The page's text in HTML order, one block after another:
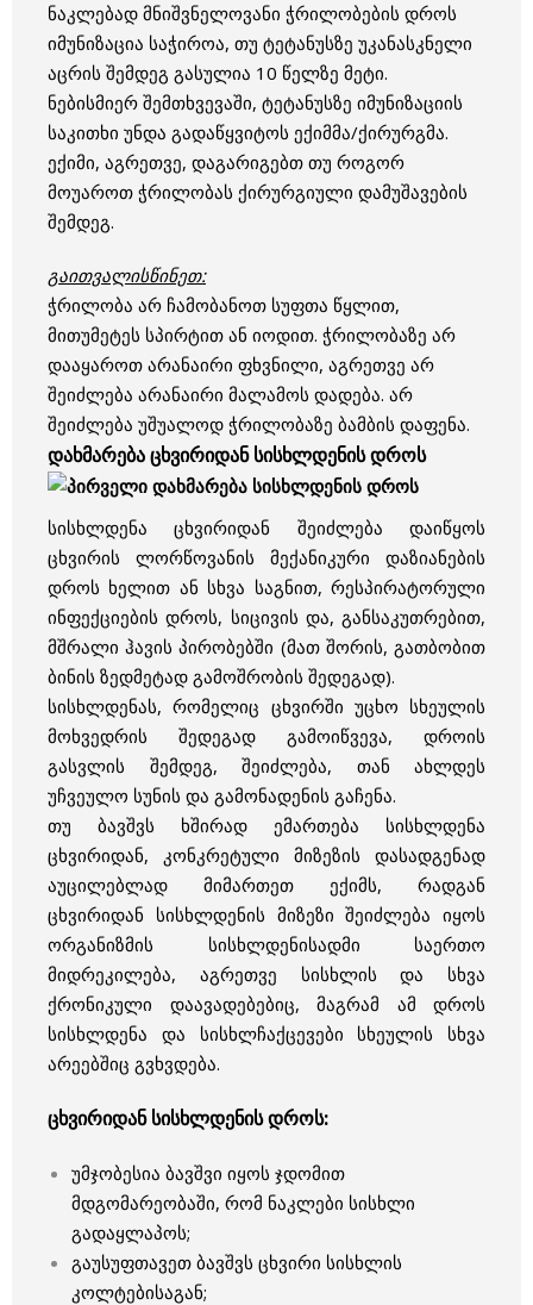
ნაკლებად მნიშვნელოვანი ჭრილობების დროს
იმუნიზაცია საჭიროა, თუ ტეტანუსზე უკანასკნელი
აცრის შემდეგ გასულია 10 წელზე მეტი.
ნებისმიერ შემთხვევაში, ტეტანუსზე იმუნიზაციის
საკითხი უნდა გადაწყვიტოს ექიმმა/ქირურგმა.
ექიმი, აგრეთვე, დაგარიგებთ თუ როგორ
მოუაროთ ჭრილობას ქირურგიული დამუშავების
შემდეგ.
გაითვალისწინეთ:
ჭრილობა არ ჩამობანოთ სუფთა წყლით,
მითუმეტეს სპირტით ან იოდით. ჭრილობაზე არ
დააყაროთ არანაირი ფხვნილი, აგრეთვე არ
შეიძლება არანაირი მალამოს დადება. არ
შეიძლება უშუალოდ ჭრილობაზე ბამბის დაფენა.
დახმარება ცხვირიდან სისხლდენის დროს
სისხლდენა ცხვირიდან შეიძლება დაიწყოს
ცხვირის ლორწოვანის მექანიკური დაზიანების
დროს ხელით ან სხვა საგნით, რესპირატორული
ინფექციების დროს, სიცივის და, განსაკუთრებით,
მშრალი ჰავის პირობებში (მათ შორის, გათბობით
ბინის ზედმეტად გამოშრობის შედეგად).
სისხლდენას, რომელიც ცხვირში უცხო სხეულის
მოხვედრის შედეგად გამოიწვევა, დროის
გასვლის შემდეგ, შეიძლება, თან ახლდეს
უჩვეულო სუნის და გამონადენის გაჩენა.
თუ ბავშვს ხშირად ემართება სისხლდენა
ცხვირიდან, კონკრეტული მიზეზის დასადგენად
აუცილებლად მიმართეთ ექიმს, რადგან
ცხვირიდან სისხლდენის მიზეზი შეიძლება იყოს
ორგანიზმის სისხლდენისადმი საერთო
მიდრეკილება, აგრეთვე სისხლის და სხვა
ქრონიკული დაავადებებიც, მაგრამ ამ დროს
სისხლდენა და სისხლჩაქცევები სხეულის სხვა
არეებშიც გვხვდება.
ცხვირიდან სისხლდენის დროს:
უმჯობესია ბავშვი იყოს ჯდომით
მდგომარეობაში, რომ ნაკლები სისხლი
გადაყლაპოს;
გაუსუფთავეთ ბავშვს ცხვირი სისხლის
კოლტებისაგან;